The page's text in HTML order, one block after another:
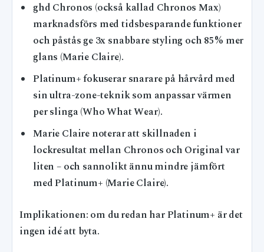
ghd Chronos (också kallad Chronos Max)
marknadsförs med tidsbesparande funktioner
och påstås ge 3x snabbare styling och 85% mer
glans (Marie Claire).
Platinum+ fokuserar snarare på hårvård med
sin ultra-zone-teknik som anpassar värmen
per slinga (Who What Wear).
Marie Claire noterar att skillnaden i
lockresultat mellan Chronos och Original var
liten – och sannolikt ännu mindre jämfört
med Platinum+ (Marie Claire).
Implikationen: om du redan har Platinum+ är det
ingen idé att byta.